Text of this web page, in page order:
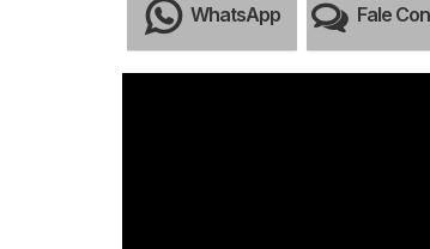
WhatsApp Fale